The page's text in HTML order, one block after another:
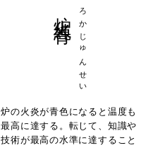
ろかじゅんせい
炉の火炎が青色になると温度も
最高に達する。転じて、知識や
技術が最高の水準に達すること